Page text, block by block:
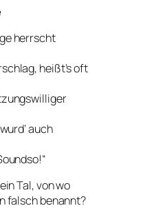
herrscht
heißt’s oft
auch
Tal, von wo
falsch benannt?